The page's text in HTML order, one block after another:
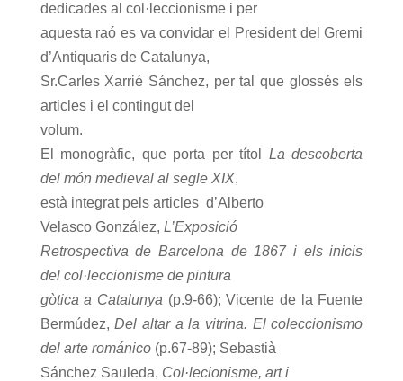
dedicades al col·leccionisme i per
aquesta raó es va convidar el President del Gremi
d’Antiquaris de Catalunya,
Sr.Carles Xarrié Sánchez, per tal que glossés els
articles i el contingut del
volum.
El monogràfic, que porta per títol La descoberta
del món medieval al segle XIX,
està integrat pels articles d’Alberto
Velasco González, L’Exposició
Retrospectiva de Barcelona de 1867 i els inicis
del col·leccionisme de pintura
gòtica a Catalunya (p.9-66); Vicente de la Fuente
Bermúdez,Del altar a la vitrina. El coleccionismo
del arte románico (p.67-89); Sebastià
Sánchez Sauleda, Col·lecionisme, art i